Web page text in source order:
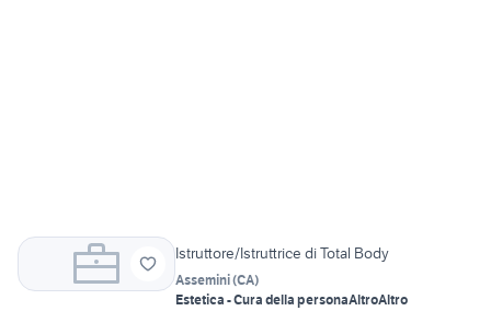
Istruttore/Istruttrice di Total Body
Assemini(CA)
Estetica - Cura della personaAltroAltro